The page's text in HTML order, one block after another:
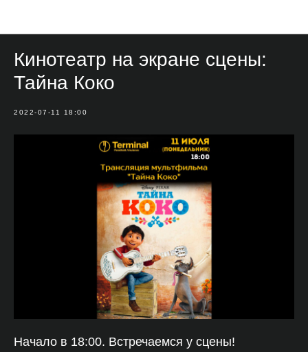
Кинотеатр на экране сцены:
Тайна Коко
2022-07-11 18:00
Начало в 18:00. Встречаемся у сцены!